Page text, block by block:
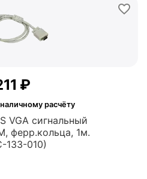
VGA сигнальный
ферр.кольца, 1м.
133-010)
₽
расчёту